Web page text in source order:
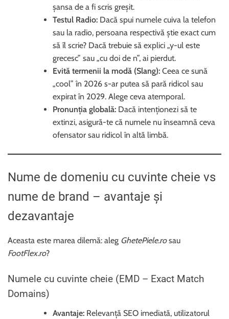
șansa de a fi scris greșit.
Testul Radio: Dacă spui numele cuiva la telefon
sau la radio, persoana respectivă știe exact cum
să îl scrie? Dacă trebuie să explici „y-ul este
grecesc” sau „cu doi de n”, ai pierdut.
Evită termenii la modă (Slang): Ceea ce sună
„cool” în 2026 s-ar putea să pară ridicol sau
expirat în 2029. Alege ceva atemporal.
Pronunția globală: Dacă intenționezi să te
extinzi, asigură-te că numele nu înseamnă ceva
ofensator sau ridicol în altă limbă.
Nume de domeniu cu cuvinte cheie vs
nume de brand – avantaje și
dezavantaje
Aceasta este marea dilemă: aleg GhetePiele.rosau
FootFlex.ro?
Numele cu cuvinte cheie (EMD – Exact Match
Domains)
Avantaje: Relevanță SEO imediată, utilizatorul